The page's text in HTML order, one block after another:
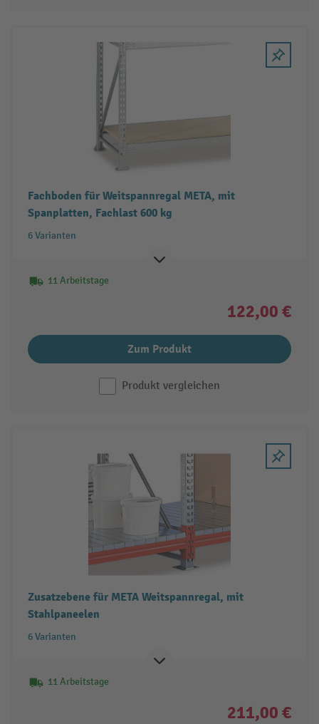
Fachboden für Weitspannregal META, mit
Spanplatten, Fachlast 600 kg
6 Varianten
11 Arbeitstage
122,00 €
Zum Produkt
Produkt vergleichen
Zusatzebene für META Weitspannregal, mit
Stahlpaneelen
6 Varianten
11 Arbeitstage
211,00 €